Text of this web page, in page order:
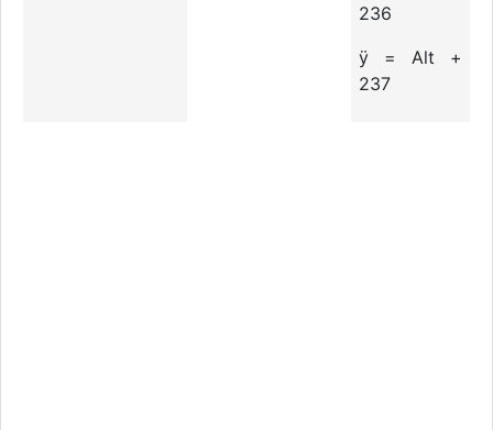
236
ÿ = Alt +
237